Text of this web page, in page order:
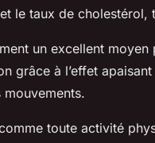
le taux de
un excellent
grâce à l’effet
toute activité